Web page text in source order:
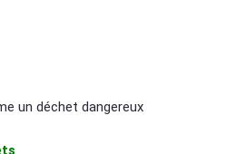
un déchet dangereux